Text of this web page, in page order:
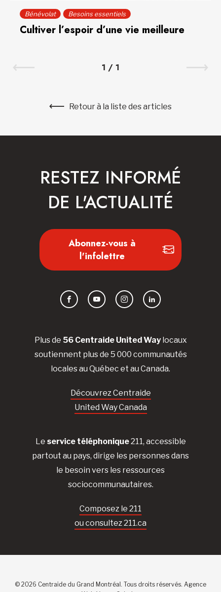
Bénévolat Besoins essentiels
Cultiver l’espoir d’une vie meilleure
1 / 1
Retour à la liste des articles
Plus de 56 Centraide United Waylocaux
soutiennent plus de 5 000 communautés
locales au Québec et au Canada.
Découvrez Centraide
United Way Canada
Le service téléphonique211, accessible
partout au pays, dirige les personnes dans
le besoin vers les ressources
sociocommunautaires.
Composez le 211
ou consultez 211.ca
RESTEZ INFORMÉ
DE L'ACTUALITÉ
Abonnez-vous à
l'infolettre
FacebookYouTubeInstagramLinkedIn
© 2026 Centraide du Grand Montréal. Tous droits réservés. Agence